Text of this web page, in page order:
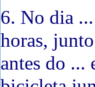
6. No dia
horas,
antes do ...